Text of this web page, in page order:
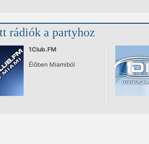
rádiók a partyhoz
1Club.FM
Élőben Miamiból